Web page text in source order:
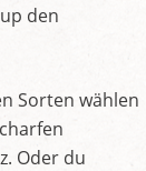
den
Sorten wählen
Oder du